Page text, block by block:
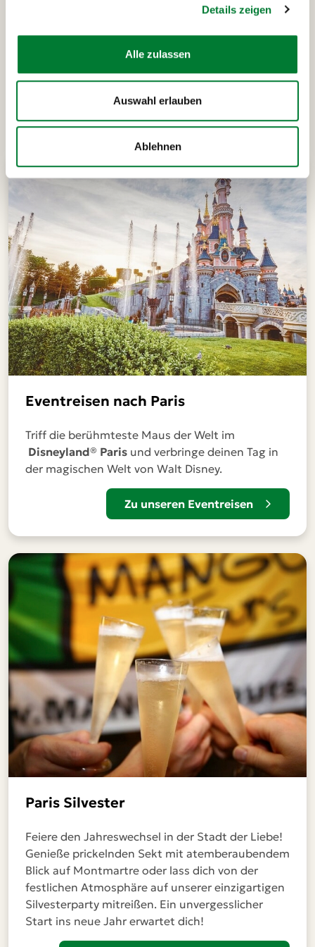
Details zeigen
Alle zulassen
Auswahl erlauben
Ablehnen
Das könnte dich auch
interessieren
Eventreisen nach Paris
Triff die berühmteste Maus der Welt im
Disneyland® Paris und verbringe deinen Tag in
der magischen Welt von Walt Disney.
Zu unseren Eventreisen
Paris Silvester
Feiere den Jahreswechsel in der Stadt der Liebe!
Genieße prickelnden Sekt mit atemberaubendem
Blick auf Montmartre oder lass dich von der
festlichen Atmosphäre auf unserer einzigartigen
Silvesterparty mitreißen. Ein unvergesslicher
Start ins neue Jahr erwartet dich!